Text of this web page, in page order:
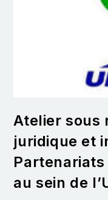
Atelier sous
juridique et
au sein de